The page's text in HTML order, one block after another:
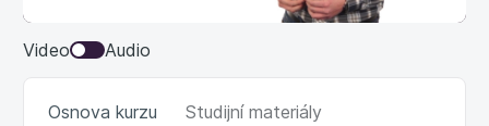
Video Audio
Osnova kurzu Studijní materiály